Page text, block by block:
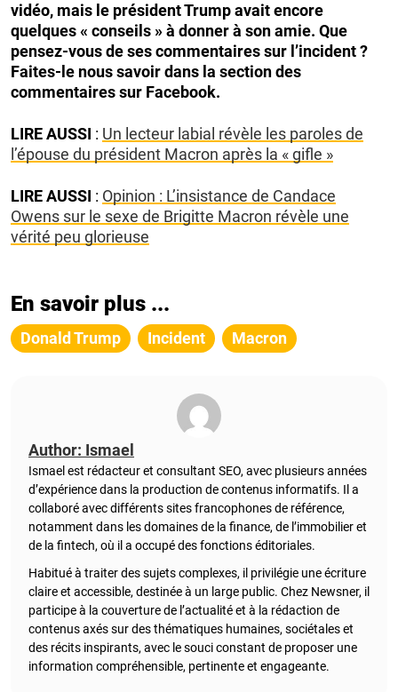
vidéo, mais le président Trump avait encore
quelques « conseils » à donner à son amie. Que
pensez-vous de ses commentaires sur l’incident ?
Faites-le nous savoir dans la section des
commentaires sur Facebook.
LIRE AUSSI : Un lecteur labial révèle les paroles de
l’épouse du président Macron après la « gifle »
LIRE AUSSI : Opinion : L’insistance de Candace
Owens sur le sexe de Brigitte Macron révèle une
vérité peu glorieuse
En savoir plus ...
Donald Trump Incident Macron
Author: Ismael
Ismael est rédacteur et consultant SEO, avec plusieurs années
d’expérience dans la production de contenus informatifs. Il a
collaboré avec différents sites francophones de référence,
notamment dans les domaines de la finance, de l’immobilier et
de la fintech, où il a occupé des fonctions éditoriales.
Habitué à traiter des sujets complexes, il privilégie une écriture
claire et accessible, destinée à un large public. Chez Newsner, il
participe à la couverture de l’actualité et à la rédaction de
contenus axés sur des thématiques humaines, sociétales et
des récits inspirants, avec le souci constant de proposer une
information compréhensible, pertinente et engageante.